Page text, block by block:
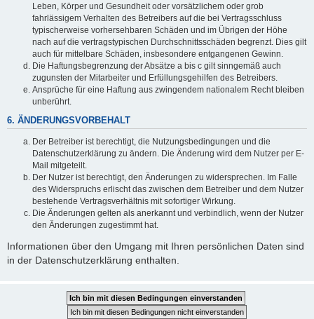
Leben, Körper und Gesundheit oder vorsätzlichem oder grob
fahrlässigem Verhalten des Betreibers auf die bei Vertragsschluss
typischerweise vorhersehbaren Schäden und im Übrigen der Höhe
nach auf die vertragstypischen Durchschnittsschäden begrenzt. Dies gilt
auch für mittelbare Schäden, insbesondere entgangenen Gewinn.
Die Haftungsbegrenzung der Absätze a bis c gilt sinngemäß auch
zugunsten der Mitarbeiter und Erfüllungsgehilfen des Betreibers.
Ansprüche für eine Haftung aus zwingendem nationalem Recht bleiben
unberührt.
6. ÄNDERUNGSVORBEHALT
Der Betreiber ist berechtigt, die Nutzungsbedingungen und die
Datenschutzerklärung zu ändern. Die Änderung wird dem Nutzer per E-
Mail mitgeteilt.
Der Nutzer ist berechtigt, den Änderungen zu widersprechen. Im Falle
des Widerspruchs erlischt das zwischen dem Betreiber und dem Nutzer
bestehende Vertragsverhältnis mit sofortiger Wirkung.
Die Änderungen gelten als anerkannt und verbindlich, wenn der Nutzer
den Änderungen zugestimmt hat.
Informationen über den Umgang mit Ihren persönlichen Daten sind
in der Datenschutzerklärung enthalten.